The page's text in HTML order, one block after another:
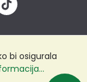
bi osigurala